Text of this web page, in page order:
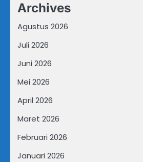
Archives
Agustus 2026
Juli 2026
Juni 2026
Mei 2026
April 2026
Maret 2026
Februari 2026
Januari 2026